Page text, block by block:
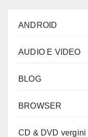
ANDROID
AUDIO E VIDEO
BLOG
BROWSER
CD & DVD vergini